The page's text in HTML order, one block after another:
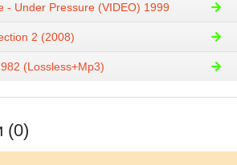
- Under Pressure (VIDEO) 1999
2 (2008)
(Lossless+Mp3)
(0)